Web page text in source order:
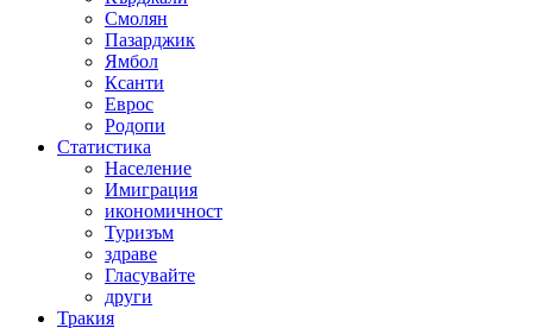
Смолян
Пазарджик
Ямбол
Ксанти
Еврос
Родопи
Статистика
Население
Имиграция
икономичност
Туризъм
здраве
Гласувайте
други
Тракия